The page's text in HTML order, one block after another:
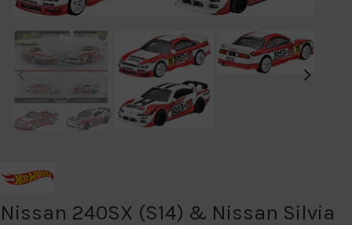
Nissan 240SX (S14) & Nissan Silvia